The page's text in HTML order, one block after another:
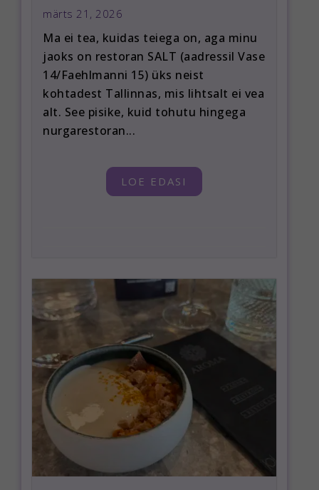
märts 21, 2026
Ma ei tea, kuidas teiega on, aga minu
jaoks on restoran SALT (aadressil Vase
14/Faehlmanni 15) üks neist
kohtadest Tallinnas, mis lihtsalt ei vea
alt. See pisike, kuid tohutu hingega
nurgarestoran...
LOE EDASI